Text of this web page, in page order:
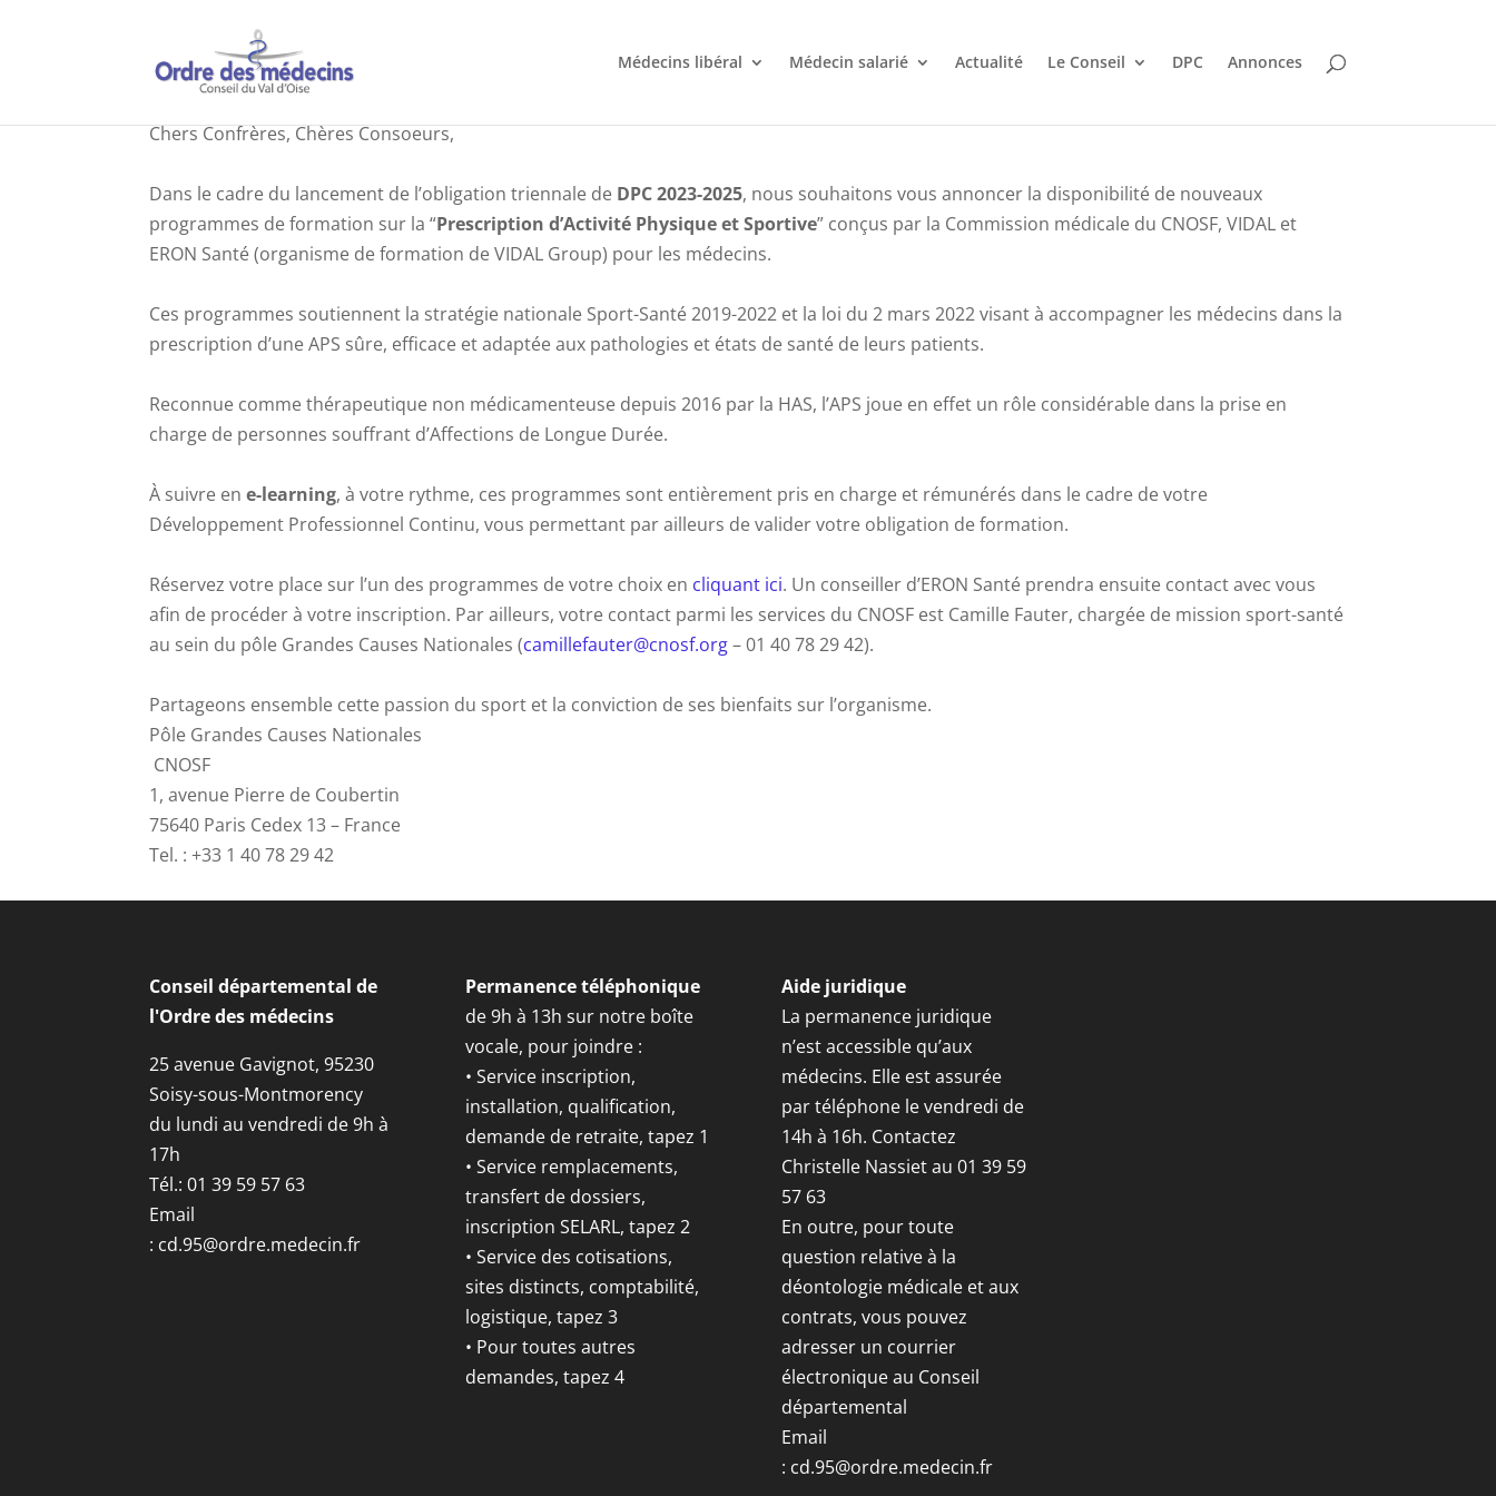
Médecins libéral Médecin salarié Actualité Le Conseil DPC Annonces
Chers Confrères, Chères Consoeurs,
Dans le cadre du lancement de l’obligation triennale de DPC 2023-2025, nous souhaitons vous annoncer la disponibilité de nouveaux
programmes de formation sur la “Prescription d’Activité Physique et Sportive” conçus par la Commission médicale du CNOSF, VIDAL et
ERON Santé (organisme de formation de VIDAL Group) pour les médecins.
Ces programmes soutiennent la stratégie nationale Sport-Santé 2019-2022 et la loi du 2 mars 2022 visant à accompagner les médecins dans la
prescription d’une APS sûre, efficace et adaptée aux pathologies et états de santé de leurs patients.
Reconnue comme thérapeutique non médicamenteuse depuis 2016 par la HAS, l’APS joue en effet un rôle considérable dans la prise en
charge de personnes souffrant d’Affections de Longue Durée.
À suivre ene-learning, à votre rythme, ces programmes sont entièrement pris en charge et rémunérés dans le cadre de votre
Développement Professionnel Continu, vous permettant par ailleurs de valider votre obligation de formation.
Réservez votre place sur l’un des programmes de votre choix en cliquant ici. Un conseiller d’ERON Santé prendra ensuite contact avec vous
afin de procéder à votre inscription. Par ailleurs, votre contact parmi les services du CNOSF est Camille Fauter, chargée de mission sport-santé
au sein du pôle Grandes Causes Nationales (camillefauter@cnosf.org– 01 40 78 29 42).
Partageons ensemble cette passion du sport et la conviction de ses bienfaits sur l’organisme.
Pôle Grandes Causes Nationales
CNOSF
1, avenue Pierre de Coubertin
75640 Paris Cedex 13 – France
Tel. : +33 1 40 78 29 42
Conseil départemental de
l'Ordre des médecins
25 avenue Gavignot, 95230
Soisy-sous-Montmorency
du lundi au vendredi de 9h à
17h
Tél.: 01 39 59 57 63
Email
: cd.95@ordre.medecin.fr
Permanence téléphonique
de 9h à 13h sur notre boîte
vocale, pour joindre :
• Service inscription,
installation, qualification,
demande de retraite, tapez 1
• Service remplacements,
transfert de dossiers,
inscription SELARL, tapez 2
• Service des cotisations,
sites distincts, comptabilité,
logistique, tapez 3
• Pour toutes autres
demandes, tapez 4
Aide juridique
La permanence juridique
n’est accessible qu’aux
médecins. Elle est assurée
par téléphone le vendredi de
14h à 16h. Contactez
Christelle Nassiet au 01 39 59
57 63
En outre, pour toute
question relative à la
déontologie médicale et aux
contrats, vous pouvez
adresser un courrier
électronique au Conseil
départemental
Email
: cd.95@ordre.medecin.fr